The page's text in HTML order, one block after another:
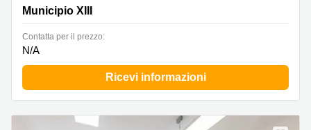
Municipio XIII
Сontatta per il prezzo:
N/A
Ricevi informazioni